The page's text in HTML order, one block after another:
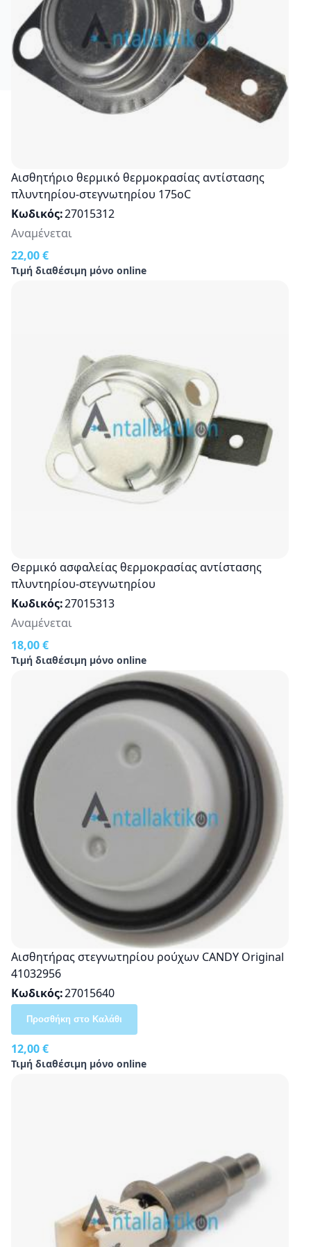
Αισθητήριο θερμικό θερμοκρασίας αντίστασης
πλυντηρίου-στεγνωτηρίου 175οC
Κωδικός 27015312
22,00 €
Τιμή διαθέσιμη μόνο online
Αναμένεται
Θερμικό ασφαλείας θερμοκρασίας αντίστασης
πλυντηρίου-στεγνωτηρίου
Κωδικός 27015313
18,00 €
Τιμή διαθέσιμη μόνο online
Αναμένεται
Αισθητήρας στεγνωτηρίου ρούχων CANDY Original
41032956
Κωδικός 27015640
12,00 €
Τιμή διαθέσιμη μόνο online
Προσθήκη στο Καλάθι